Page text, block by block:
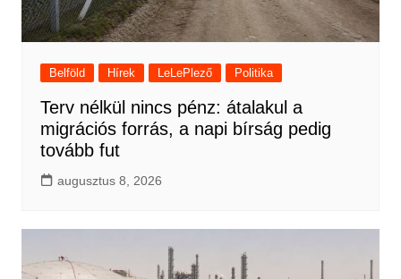
Belföld Hírek LeLePlező Politika
Terv nélkül nincs pénz: átalakul a
migrációs forrás, a napi bírság pedig
tovább fut
augusztus 8, 2026